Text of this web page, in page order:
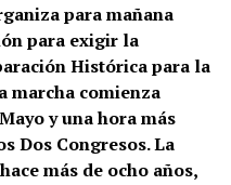
para mañana
para exigir la
Histórica para la
marcha comienza
y una hora más
Dos Congresos. La
más de ocho años,